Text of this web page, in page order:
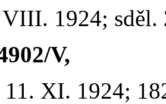
1924; sděl.
V,
11. XI. 1924;